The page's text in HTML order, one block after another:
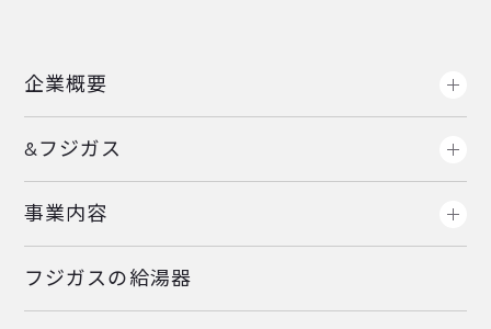
企業概要
&フジガス
事業内容
フジガスの給湯器